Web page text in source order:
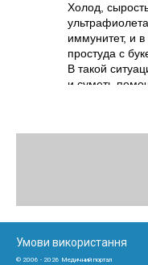
Холод,
иммунитет, и в
простуда с
В такой
и суметь
Умови використання
© 2006 - 2026 Медичний портал